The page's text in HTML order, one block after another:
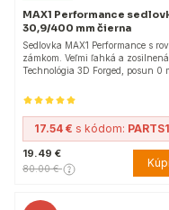
MAX1 Performance
30,9/400 mm čierna
Sedlovka MAX1 Performance s
zámkom. Veľmi ľahká a zosilnená.
Technológia 3D Forged, posun 0
17.54 € s kódom:
19.49 €
80.00 €